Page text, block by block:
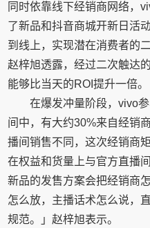
同时依靠线下经销商网络，
了新品和抖音商城开新日活
到线上，实现潜在消费者的
赵梓旭透露，经过二次触达
能够比当天的ROI提升一倍。
在爆发冲量阶段，vivo
间中，有大约30%来自经销
播间销售不同，这次经销商
在权益和货量上与官方直播
新品的发售方案会把经销商
怎么放，主播话术怎么说，
规范。」赵梓旭表示。